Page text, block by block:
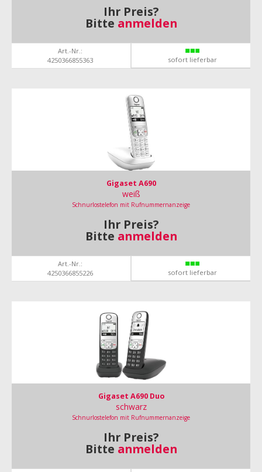
Ihr Preis?
Bitte anmelden
Art.-Nr.:
4250366855363
sofort lieferbar
Gigaset A690
weiß
Schnurlostelefon mit Rufnummernanzeige
Ihr Preis?
Bitte anmelden
Art.-Nr.:
4250366855226
sofort lieferbar
Gigaset A690 Duo
schwarz
Schnurlostelefon mit Rufnummernanzeige
Ihr Preis?
Bitte anmelden